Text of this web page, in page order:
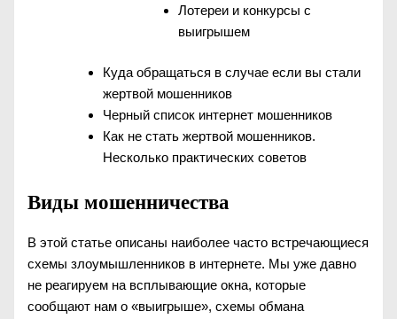
Лотереи и конкурсы с
выигрышем
Куда обращаться в случае если вы стали
жертвой мошенников
Черный список интернет мошенников
Как не стать жертвой мошенников.
Несколько практических советов
Виды мошенничества
В этой статье описаны наиболее часто встречающиеся
схемы злоумышленников в интернете. Мы уже давно
не реагируем на всплывающие окна, которые
сообщают нам о «выигрыше», схемы обмана